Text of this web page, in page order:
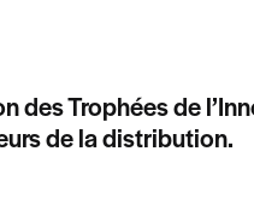
Trophées de
de la distribution.